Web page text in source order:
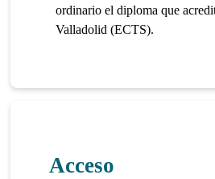
ordinario el diploma que
Valladolid (ECTS).
Acceso